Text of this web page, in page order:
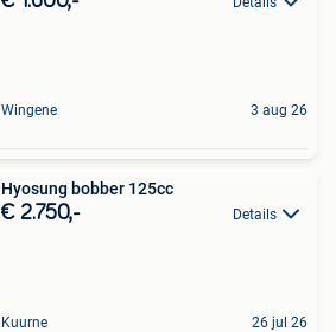
Wingene 3 aug 26
Hyosung bobber 125cc
€ 2.750,- Details
Kuurne 26 jul 26